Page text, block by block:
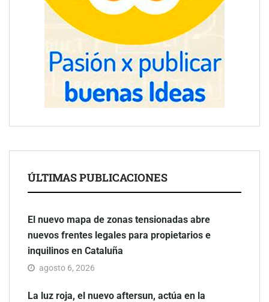
ÚLTIMAS PUBLICACIONES
El nuevo mapa de zonas tensionadas abre
nuevos frentes legales para propietarios e
inquilinos en Cataluña
agosto 6, 2026
La luz roja, el nuevo aftersun, actúa en la